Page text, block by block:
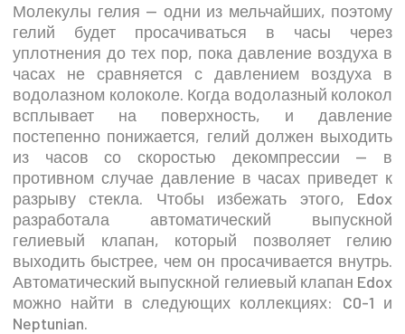
Молекулы гелия — одни из мельчайших, поэтому
гелий будет просачиваться в часы через
уплотнения до тех пор, пока давление воздуха в
часах не сравняется с давлением воздуха в
водолазном колоколе. Когда водолазный колокол
всплывает на поверхность, и давление
постепенно понижается, гелий должен выходить
из часов со скоростью декомпрессии — в
противном случае давление в часах приведет к
разрыву стекла. Чтобы избежать этого, Edox
разработала автоматический выпускной
гелиевый клапан, который позволяет гелию
выходить быстрее, чем он просачивается внутрь.
Автоматический выпускной гелиевый клапан Edox
можно найти в следующих коллекциях: C0-1 и
Neptunian.